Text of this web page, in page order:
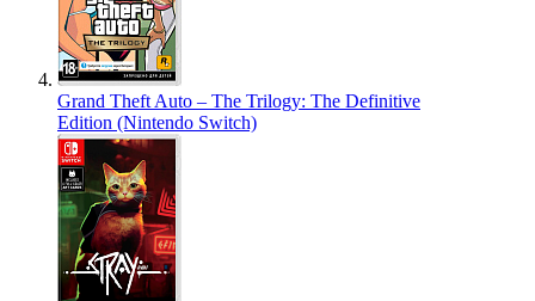
Grand Theft Auto – The Trilogy: The Definitive
Edition (Nintendo Switch)